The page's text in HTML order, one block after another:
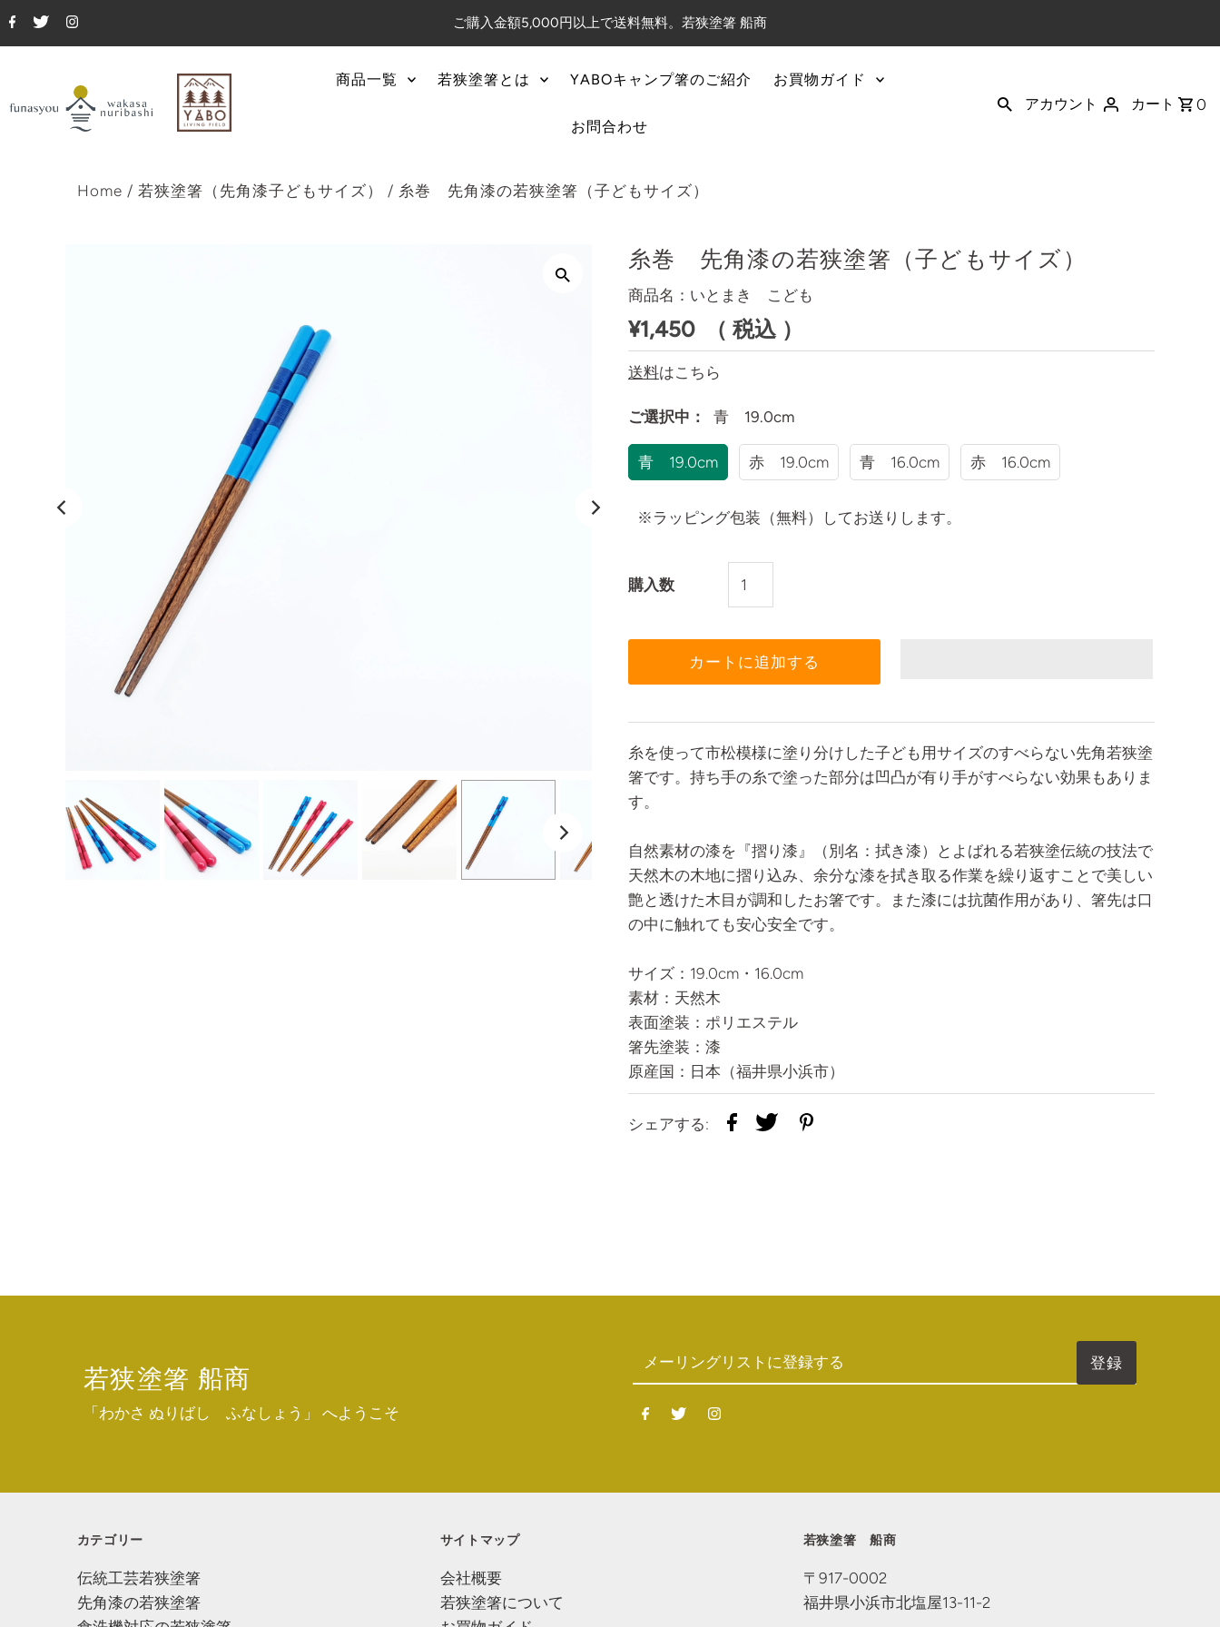
ご購入金額5,000円以上で送料無料。若狭塗箸 船商
商品一覧 若狭塗箸とは YABOキャンプ箸のご紹介 お買物ガイド
お問合わせ
アカウント カート 0
Home / 若狭塗箸（先角漆子どもサイズ） / 糸巻 先角漆の若狭塗箸（子どもサイズ）
糸巻 先角漆の若狭塗箸（子どもサイズ）
商品名：いとまき こども
¥1,450 （ 税込 ）
送料はこちら
ご選択中： 青 19.0cm
青 19.0cm 赤 19.0cm 青 16.0cm 赤 16.0cm
※ラッピング包装（無料）してお送りします。
購入数
糸を使って市松模様に塗り分けした子ども用サイズのすべらない先角若狭塗
箸です。持ち手の糸で塗った部分は凹凸が有り手がすべらない効果もありま
す。
自然素材の漆を『摺り漆』（別名：拭き漆）とよばれる若狭塗伝統の技法で
天然木の木地に摺り込み、余分な漆を拭き取る作業を繰り返すことで美しい
艶と透けた木目が調和したお箸です。また漆には抗菌作用があり、箸先は口
の中に触れても安心安全です。
サイズ：19.0cm・16.0cm
素材：天然木
表面塗装：ポリエステル
箸先塗装：漆
原産国：日本（福井県小浜市）
シェアする:
若狭塗箸 船商
「わかさ ぬりばし ふなしょう」 へようこそ
カテゴリー
伝統工芸若狭塗箸
先角漆の若狭塗箸
サイトマップ
会社概要
若狭塗箸について
若狭塗箸 船商
〒917-0002
福井県小浜市北塩屋13-11-2